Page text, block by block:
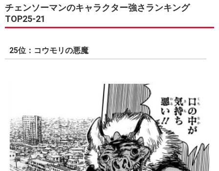
チェンソーマンのキャラクター強さランキング
TOP25-21
25位：コウモリの悪魔